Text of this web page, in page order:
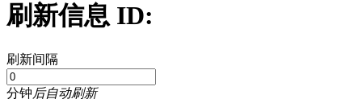
刷新信息 ID:
刷新间隔
分钟后自动刷新